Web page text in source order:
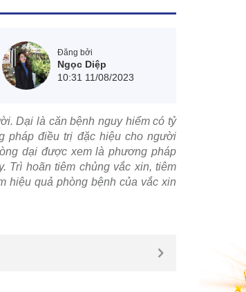
Đăng bởi
Ngọc Diệp
10:31 11/08/2023
Dại là căn bệnh nguy hiểm có tỷ
pháp điều trị đặc hiệu cho người
dại được xem là phương pháp
Trì hoãn tiêm chủng vắc xin, tiêm
hiệu quả phòng bệnh của vắc xin